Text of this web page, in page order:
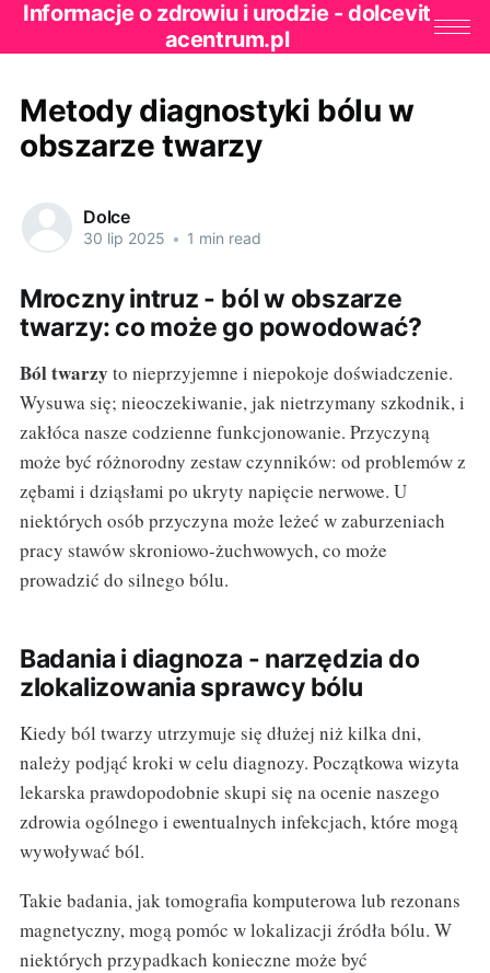
Informacje o zdrowiu i urodzie - dolcevit
acentrum.pl
Metody diagnostyki bólu w
obszarze twarzy
Dolce
30 lip 2025 • 1 min read
Mroczny intruz - ból w obszarze
twarzy: co może go powodować?
Ból twarzy to nieprzyjemne i niepokoje doświadczenie.
Wysuwa się; nieoczekiwanie, jak nietrzymany szkodnik, i
zakłóca nasze codzienne funkcjonowanie. Przyczyną
może być różnorodny zestaw czynników: od problemów z
zębami i dziąsłami po ukryty napięcie nerwowe. U
niektórych osób przyczyna może leżeć w zaburzeniach
pracy stawów skroniowo-żuchwowych, co może
prowadzić do silnego bólu.
Badania i diagnoza - narzędzia do
zlokalizowania sprawcy bólu
Kiedy ból twarzy utrzymuje się dłużej niż kilka dni,
należy podjąć kroki w celu diagnozy. Początkowa wizyta
lekarska prawdopodobnie skupi się na ocenie naszego
zdrowia ogólnego i ewentualnych infekcjach, które mogą
wywoływać ból.
Takie badania, jak tomografia komputerowa lub rezonans
magnetyczny, mogą pomóc w lokalizacji źródła bólu. W
niektórych przypadkach konieczne może być